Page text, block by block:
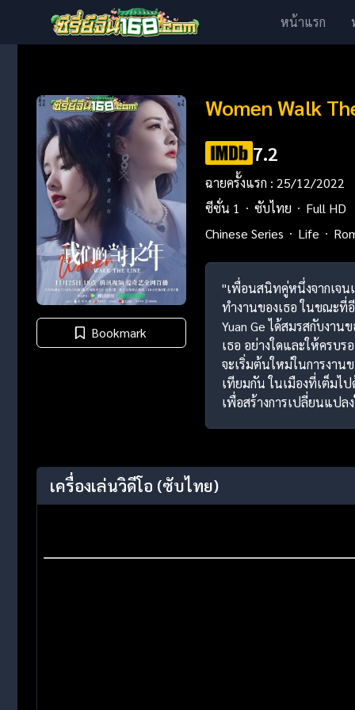
หน้าแรก
Bookmark
Women Walk
7.2
ฉายครั้งแรก : 25/12/2022
ซีซั่น 1
ซับไทย
Full HD
Chinese Series
Life
"เพื่อนสนิทคู่หนึ่งจากเจน
ทำงานของเธอ ในขณะที่
Yuan Ge ได้สมรสกับงา
เธอ อย่างใดและให้ครบ
จะเริ่มต้นใหม่ในการงา
เทียมกัน ในเมืองที่เต็มไ
เพื่อสร้างการเปลี่ยนแป
เครื่องเล่นวิดีโอ (ซับไทย)